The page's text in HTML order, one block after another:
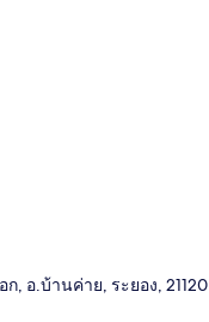
, อ.บ้านค่าย, ระยอง, 21120